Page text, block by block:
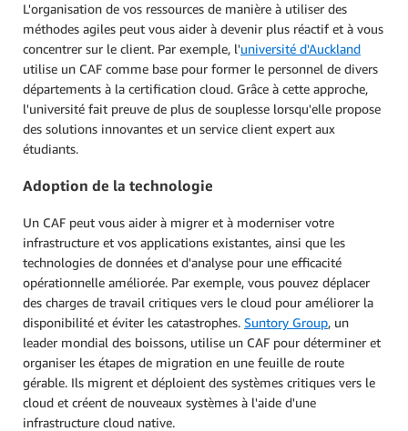
L'organisation de vos ressources de manière à utiliser des
méthodes agiles peut vous aider à devenir plus réactif et à vous
concentrer sur le client. Par exemple, l'université d'Auckland
utilise un CAF comme base pour former le personnel de divers
départements à la certification cloud. Grâce à cette approche,
l'université fait preuve de plus de souplesse lorsqu'elle propose
des solutions innovantes et un service client expert aux
étudiants.
Adoption de la technologie
Un CAF peut vous aider à migrer et à moderniser votre
infrastructure et vos applications existantes, ainsi que les
technologies de données et d'analyse pour une efficacité
opérationnelle améliorée. Par exemple, vous pouvez déplacer
des charges de travail critiques vers le cloud pour améliorer la
disponibilité et éviter les catastrophes. Suntory Group, un
leader mondial des boissons, utilise un CAF pour déterminer et
organiser les étapes de migration en une feuille de route
gérable. Ils migrent et déploient des systèmes critiques vers le
cloud et créent de nouveaux systèmes à l'aide d'une
infrastructure cloud native.